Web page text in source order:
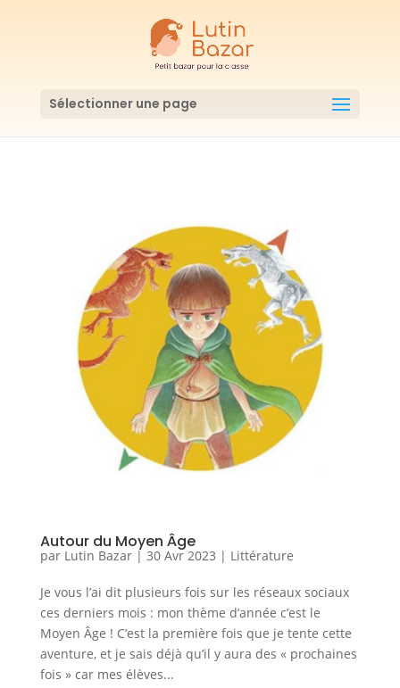
Sélectionner une page
Autour du Moyen Âge
par Lutin Bazar| 30 Avr 2023 | Littérature
Je vous l’ai dit plusieurs fois sur les réseaux sociaux
ces derniers mois : mon thème d’année c’est le
Moyen Âge ! C’est la première fois que je tente cette
aventure, et je sais déjà qu’il y aura des « prochaines
fois » car mes élèves...